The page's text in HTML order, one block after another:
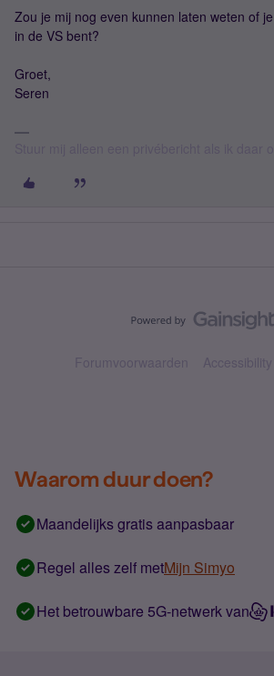
Zou je mij nog even kunnen laten weten of
in de VS bent?
Groet,
Seren
Forumvoorwaarden
Waarom duur doen?
Maandelijks gratis aanpasbaar
Regel alles zelf metMijn Simyo
Het betrouwbare 5G-netwerk van